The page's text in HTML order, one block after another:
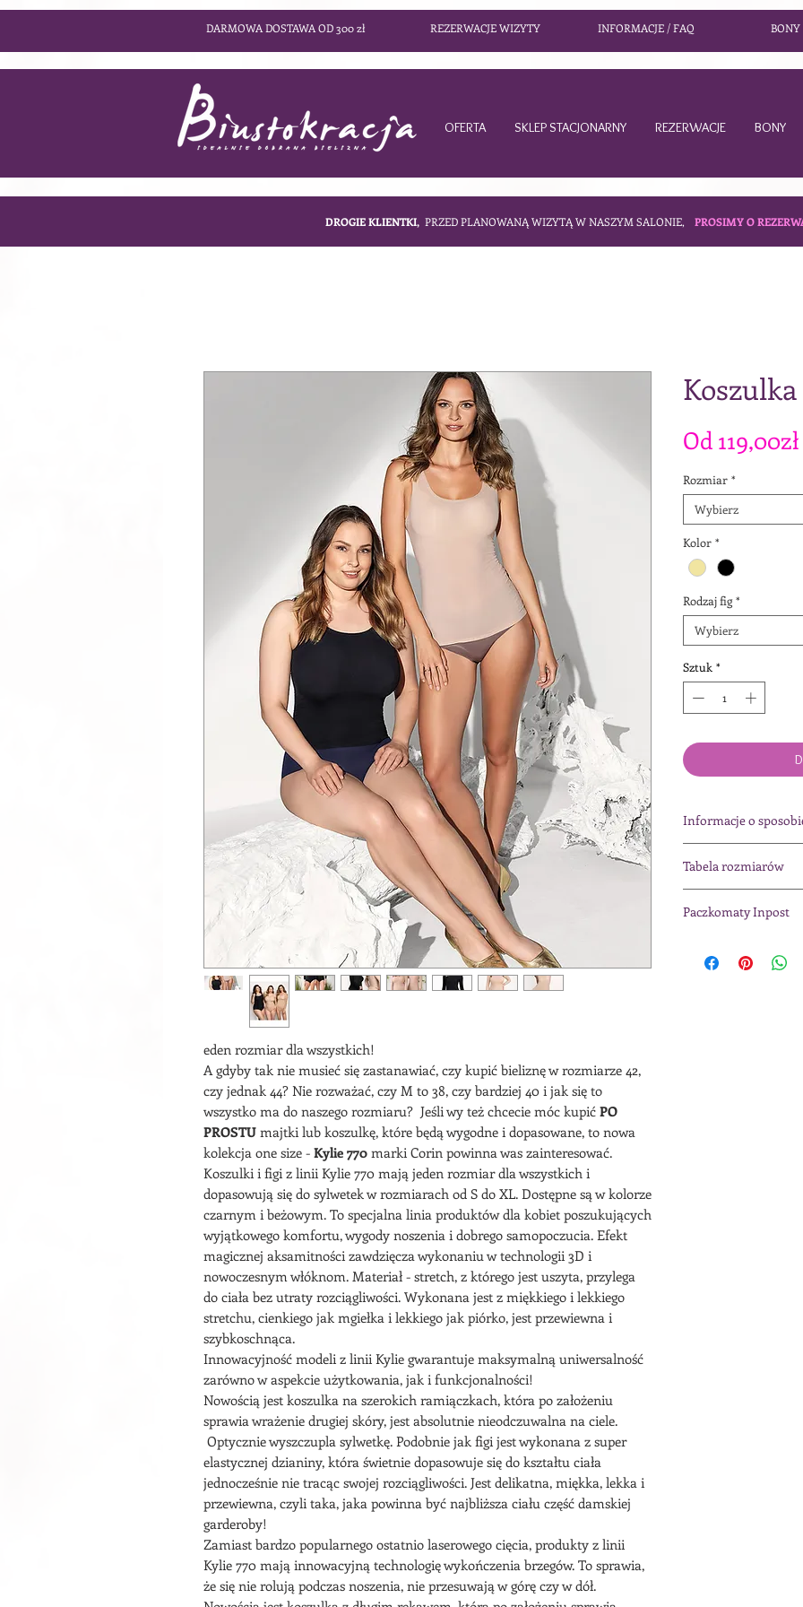
DARMOWA DOSTAWA OD 300 zł REZERWACJE WIZYTY INFORMACJE / FAQ BONY
OFERTA SKLEP STACJONARNY REZERWACJE BONY
DROGIE KLIENTKI, PRZED PLANOWANĄ WIZYTĄ W NASZYM SALONIE, PROSIMY O
eden rozmiar dla wszystkich!
A gdyby tak nie musieć się zastanawiać, czy kupić bieliznę w rozmiarze 42,
czy jednak 44? Nie rozważać, czy M to 38, czy bardziej 40 i jak się to
wszystko ma do naszego rozmiaru? Jeśli wy też chcecie móc kupić PO
PROSTU majtki lub koszulkę, które będą wygodne i dopasowane, to nowa
kolekcja one size - Kylie 770 marki Corin powinna was zainteresować.
Koszulki i figi z linii Kylie 770 mają jeden rozmiar dla wszystkich i
dopasowują się do sylwetek w rozmiarach od S do XL. Dostępne są w kolorze
czarnym i beżowym. To specjalna linia produktów dla kobiet poszukujących
wyjątkowego komfortu, wygody noszenia i dobrego samopoczucia. Efekt
magicznej aksamitności zawdzięcza wykonaniu w technologii 3D i
nowoczesnym włóknom. Materiał - stretch, z którego jest uszyta, przylega
do ciała bez utraty rozciągliwości. Wykonana jest z miękkiego i lekkiego
stretchu, cienkiego jak mgiełka i lekkiego jak piórko, jest przewiewna i
szybkoschnąca.
Innowacyjność modeli z linii Kylie gwarantuje maksymalną uniwersalność
zarówno w aspekcie użytkowania, jak i funkcjonalności!
Nowością jest koszulka na szerokich ramiączkach, która po założeniu
sprawia wrażenie drugiej skóry, jest absolutnie nieodczuwalna na ciele.
Optycznie wyszczupla sylwetkę. Podobnie jak figi jest wykonana z super
elastycznej dzianiny, która świetnie dopasowuje się do kształtu ciała
jednocześnie nie tracąc swojej rozciągliwości. Jest delikatna, miękka, lekka i
przewiewna, czyli taka, jaka powinna być najbliższa ciału część damskiej
garderoby!
Zamiast bardzo popularnego ostatnio laserowego cięcia, produkty z linii
Kylie 770 mają innowacyjną technologię wykończenia brzegów. To sprawia,
że się nie rolują podczas noszenia, nie przesuwają w górę czy w dół.
Od 119,00zł
Rozmiar *
Wybierz
Kolor *
Rodzaj fig *
Wybierz
Sztuk *
Informacje o
W związku z tym, że
naszym sklepem
się z krokami
Następnie
Tabela rozmiarów
Paczkomaty Inpost
Inpost
prosimy o